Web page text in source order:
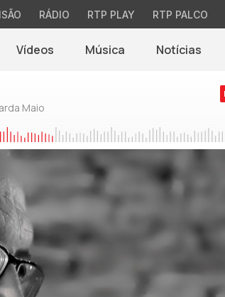
RÁDIO RTP PLAY RTP PALCO
Vídeos Música Notícias
(abre
Maio